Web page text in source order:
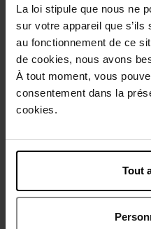
La loi stipule que nous ne
sur votre appareil que
au fonctionnement de ce
de cookies, nous avons
À tout moment, vous
consentement dans la
cookies.
Tout
Beschrijving
Gebruiksadvies
Beleid inzake
Nog